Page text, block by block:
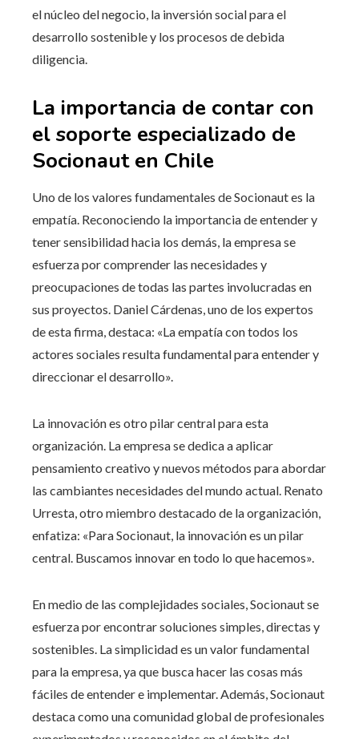
el núcleo del negocio, la inversión social para el
desarrollo sostenible y los procesos de debida
diligencia.
La importancia de contar con
el soporte especializado de
Socionaut en Chile
Uno de los valores fundamentales de Socionaut es la
empatía. Reconociendo la importancia de entender y
tener sensibilidad hacia los demás, la empresa se
esfuerza por comprender las necesidades y
preocupaciones de todas las partes involucradas en
sus proyectos. Daniel Cárdenas, uno de los expertos
de esta firma, destaca: «La empatía con todos los
actores sociales resulta fundamental para entender y
direccionar el desarrollo».
La innovación es otro pilar central para esta
organización. La empresa se dedica a aplicar
pensamiento creativo y nuevos métodos para abordar
las cambiantes necesidades del mundo actual. Renato
Urresta, otro miembro destacado de la organización,
enfatiza: «Para Socionaut, la innovación es un pilar
central. Buscamos innovar en todo lo que hacemos».
En medio de las complejidades sociales, Socionaut se
esfuerza por encontrar soluciones simples, directas y
sostenibles. La simplicidad es un valor fundamental
para la empresa, ya que busca hacer las cosas más
fáciles de entender e implementar. Además, Socionaut
destaca como una comunidad global de profesionales